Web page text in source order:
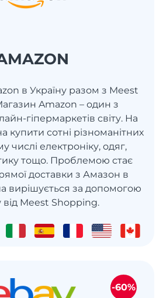
в Україну разом з Meest
Amazon – один з
гіпермаркетів світу. На
купити сотні різноманітних
числі електроніку, одяг,
тощо. Проблемою стає
доставки з Амазон в
вирішується за допомогою
від Meest Shopping.
-60%